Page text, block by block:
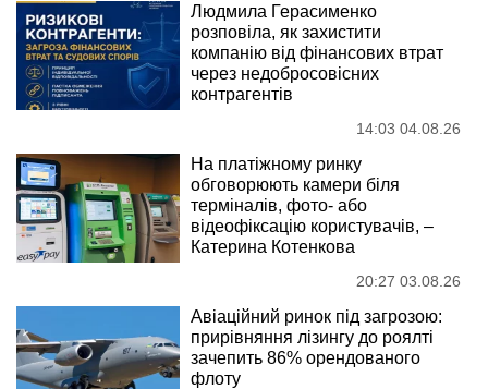
Людмила Герасименко
розповіла, як захистити
компанію від фінансових втрат
через недобросовісних
контрагентів
14:03 04.08.26
На платіжному ринку
обговорюють камери біля
терміналів, фото- або
відеофіксацію користувачів, –
Катерина Котенкова
20:27 03.08.26
Авіаційний ринок під загрозою:
прирівняння лізингу до роялті
зачепить 86% орендованого
флоту